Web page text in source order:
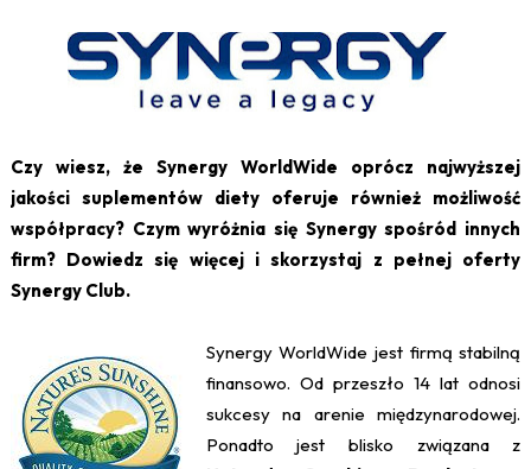
Czy wiesz, że Synergy WorldWide oprócz najwyższej
jakości suplementów diety oferuje również możliwość
współpracy? Czym wyróżnia się Synergy spośród innych
firm? Dowiedz się więcej i skorzystaj z pełnej oferty
Synergy Club.
Synergy WorldWide jest firmą stabilną
finansowo. Od przeszło 14 lat odnosi
sukcesy na arenie międzynarodowej.
Ponadto jest blisko związana z